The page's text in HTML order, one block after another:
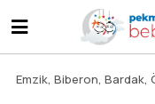
Emzik, Biberon, Bardak,